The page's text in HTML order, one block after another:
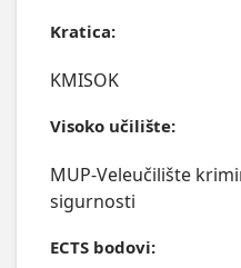
Kratica:
KMISOK
Visoko učilište:
MUP-Veleučilište
sigurnosti
ECTS bodovi: